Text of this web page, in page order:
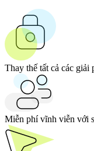
Thay thế tất cả các giải
Miễn phí vĩnh viễn với